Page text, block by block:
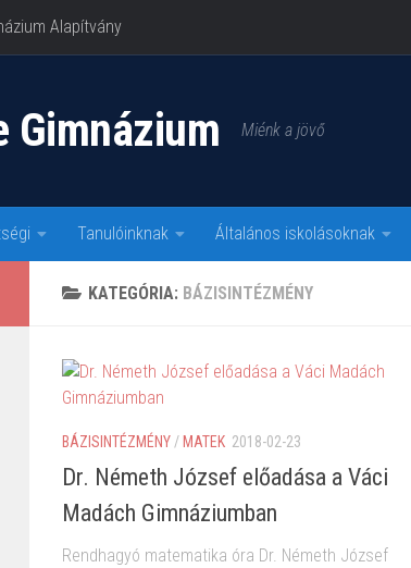
Alapítvány
Gimnázium Miénk a jövő
Tanulóinknak Általános iskolásoknak
KATEGÓRIA: BÁZISINTÉZMÉNY
BÁZISINTÉZMÉNY / MATEK 2018-02-23
Dr. Németh József előadása a Váci
Madách Gimnáziumban
Rendhagyó matematika óra Dr. Németh József